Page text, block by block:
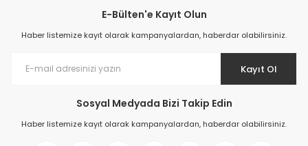
E-Bülten'e Kayıt Olun
Haber listemize kayıt olarak kampanyalardan, haberdar olabilirsiniz.
Kayıt Ol
Sosyal Medyada Bizi Takip Edin
Haber listemize kayıt olarak kampanyalardan, haberdar olabilirsiniz.